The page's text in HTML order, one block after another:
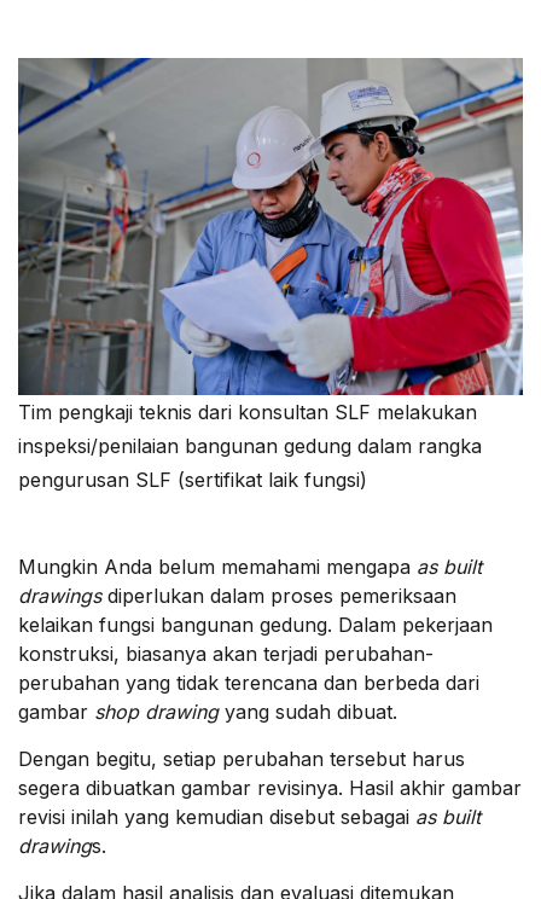
Tim pengkaji teknis dari konsultan SLF melakukan
inspeksi/penilaian bangunan gedung dalam rangka
pengurusan SLF (sertifikat laik fungsi)
Mungkin Anda belum memahami mengapa as built
drawingsdiperlukan dalam proses pemeriksaan
kelaikan fungsi bangunan gedung. Dalam pekerjaan
konstruksi, biasanya akan terjadi perubahan-
perubahan yang tidak terencana dan berbeda dari
gambar shop drawingyang sudah dibuat.
Dengan begitu, setiap perubahan tersebut harus
segera dibuatkan gambar revisinya. Hasil akhir gambar
revisi inilah yang kemudian disebut sebagai as built
drawings.
Jika dalam hasil analisis dan evaluasi ditemukan